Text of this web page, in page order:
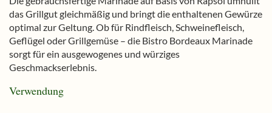
das Grillgut gleichmäßig und bringt die enthaltenen Gewürze
optimal zur Geltung. Ob für Rindfleisch, Schweinefleisch,
Geflügel oder Grillgemüse – die Bistro Bordeaux Marinade
sorgt für ein ausgewogenes und würziges
Geschmackserlebnis.
Verwendung